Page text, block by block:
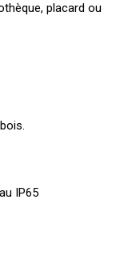
placard ou
IP65